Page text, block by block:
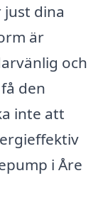
just dina
är
och
den
inte att
i Åre